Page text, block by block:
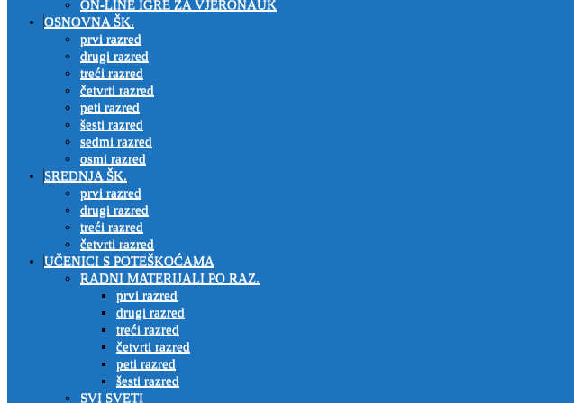
ON-LINE IGRE ZA VJERONAUK
OSNOVNA ŠK.
prvi razred
drugi razred
treći razred
četvrti razred
peti razred
šesti razred
sedmi razred
osmi razred
SREDNJA ŠK.
prvi razred
drugi razred
treći razred
četvrti razred
UČENICI S POTEŠKOĆAMA
RADNI MATERIJALI PO RAZ.
prvi razred
drugi razred
treći razred
četvrti razred
peti razred
šesti razred
SVI SVETI